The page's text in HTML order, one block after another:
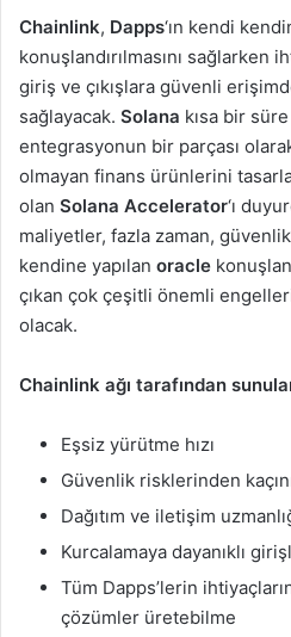
Chainlink, Dapps‘ın kendi
konuşlandırılmasını sağlarken
giriş ve çıkışlara güvenli
sağlayacak. Solana kısa bir
entegrasyonun bir parçası
olmayan finans ürünlerini
olan Solana Accelerator‘ı
maliyetler, fazla zaman,
kendine yapılan oracle
çıkan çok çeşitli önemli
olacak.
Chainlink ağı tarafından
Eşsiz yürütme hızı
Güvenlik risklerinden
Dağıtım ve iletişim
Kurcalamaya dayanıklı
Tüm Dapps’lerin
çözümler üretebilme